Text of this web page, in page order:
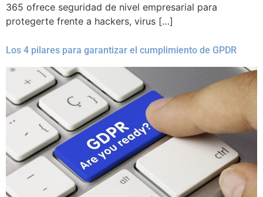
365 ofrece seguridad de nivel empresarial para
protegerte frente a hackers, virus […]
Los 4 pilares para garantizar el cumplimiento de GPDR